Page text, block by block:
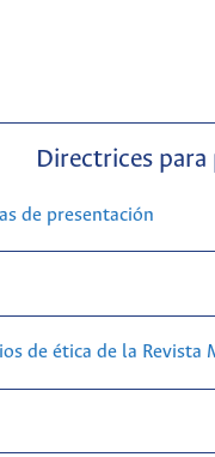
Directrices
de presentación
de ética de la Revista